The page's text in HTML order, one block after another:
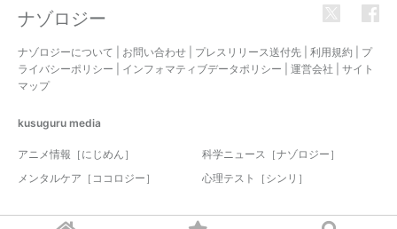
ナゾロジー
ナゾロジーについて お問い合わせ プレスリリース送付先 利用規約
プ
ライバシーポリシー
インフォマティブデータポリシー 運営会社
サイト
マップ
kusuguru media
アニメ情報［にじめん］
科学ニュース［ナゾロジー］
メンタルケア［ココロジー］
心理テスト［シンリ］
© 2017-2026 nazology. all rights reserved.